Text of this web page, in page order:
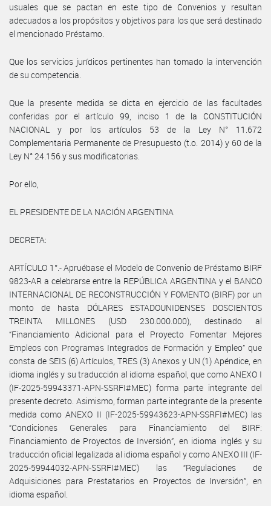
usuales que se pactan en este tipo de Convenios y resultan
adecuados a los propósitos y objetivos para los que será destinado
el mencionado Préstamo.
Que los servicios jurídicos pertinentes han tomado la intervención
de su competencia.
Que la presente medida se dicta en ejercicio de las facultades
conferidas por el artículo 99, inciso 1 de la CONSTITUCIÓN
NACIONAL y por los artículos 53 de la Ley N° 11.672
Complementaria Permanente de Presupuesto (t.o. 2014) y 60 de la
Ley N° 24.156 y sus modificatorias.
Por ello,
EL PRESIDENTE DE LA NACIÓN ARGENTINA
DECRETA:
ARTÍCULO 1°.- Apruébase el Modelo de Convenio de Préstamo BIRF
9823-AR a celebrarse entre la REPÚBLICA ARGENTINA y el BANCO
INTERNACIONAL DE RECONSTRUCCIÓN Y FOMENTO (BIRF) por un
monto de hasta DÓLARES ESTADOUNIDENSES DOSCIENTOS
TREINTA MILLONES (USD 230.000.000), destinado al
“Financiamiento Adicional para el Proyecto Fomentar Mejores
Empleos con Programas Integrados de Formación y Empleo” que
consta de SEIS (6) Artículos, TRES (3) Anexos y UN (1) Apéndice, en
idioma inglés y su traducción al idioma español, que como ANEXO I
(IF-2025-59943371-APN-SSRFI#MEC) forma parte integrante del
presente decreto. Asimismo, forman parte integrante de la presente
medida como ANEXO II (IF-2025-59943623-APN-SSRFI#MEC) las
“Condiciones Generales para Financiamiento del BIRF:
Financiamiento de Proyectos de Inversión”, en idioma inglés y su
traducción oficial legalizada al idioma español y como ANEXO III (IF-
2025-59944032-APN-SSRFI#MEC) las “Regulaciones de
Adquisiciones para Prestatarios en Proyectos de Inversión”, en
idioma español.